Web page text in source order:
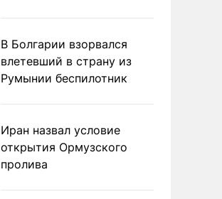
В Болгарии взорвался
влетевший в страну из
Румынии беспилотник
Иран назвал условие
открытия Ормузского
пролива